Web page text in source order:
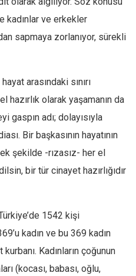
kadınlar ve erkekler
sapmaya zorlanıyor, sürekli
arasındaki sınırı
hazırlık olarak yaşamanın da
gaspın adı; dolayısıyla
Bir başkasının hayatının
şekilde -rızasız- her el
bir tür cinayet hazırlığıdır
1542 kişi
kadın ve bu 369 kadın
Kadınların çoğunun
(kocası, babası, oğlu,